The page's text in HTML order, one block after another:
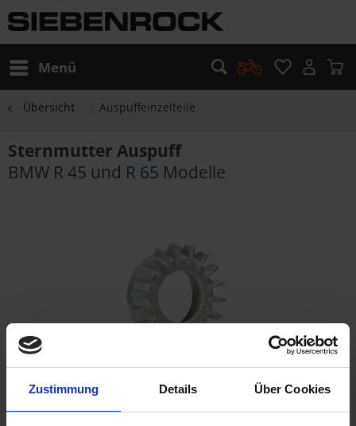
Zustimmung Details Über Cookies
Menü
Übersicht Auspuffeinzelteile
Sternmutter Auspuff
BMW R 45 und R 65 Modelle
28,65 €